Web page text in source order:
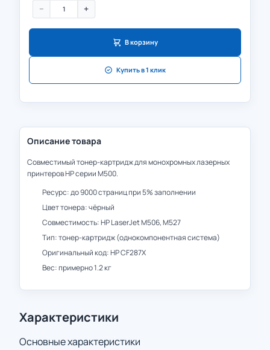
− +
В корзину
Купить в 1 клик
Описание товара
Совместимый тонер-картридж для монохромных лазерных
принтеров HP серии M500.
Ресурс: до 9000 страниц при 5% заполнении
Цвет тонера: чёрный
Совместимость: HP LaserJet M506, M527
Тип: тонер-картридж (однокомпонентная система)
Оригинальный код: HP CF287X
Вес: примерно 1.2 кг
Характеристики
Основные характеристики